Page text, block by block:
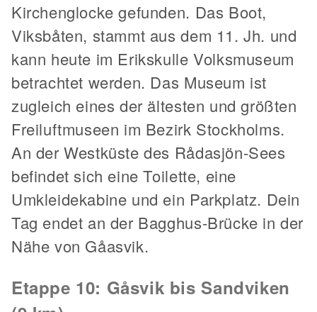
Kirchenglocke gefunden. Das Boot,
Viksbåten, stammt aus dem 11. Jh. und
kann heute im Erikskulle Volksmuseum
betrachtet werden. Das Museum ist
zugleich eines der ältesten und größten
Freiluftmuseen im Bezirk Stockholms.
An der Westküste des Rådasjön-Sees
befindet sich eine Toilette, eine
Umkleidekabine und ein Parkplatz. Dein
Tag endet an der Bagghus-Brücke in der
Nähe von Gåasvik.
Etappe 10: Gåsvik bis Sandviken